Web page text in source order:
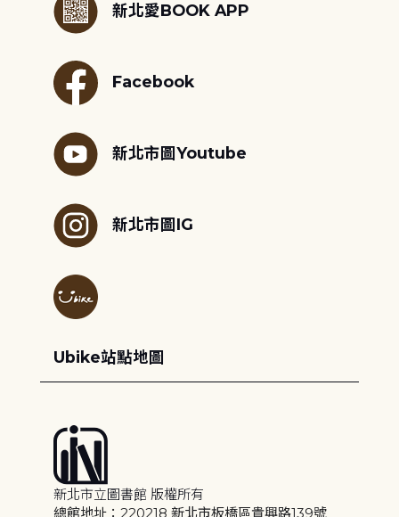
新北愛BOOK APP
Facebook
新北市圖Youtube
新北市圖IG
Ubike站點地圖
新北市立圖書館 版權所有
總館地址：220218 新北市板橋區貴興路139號